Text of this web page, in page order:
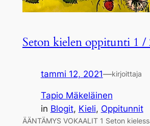
Seton kielen oppitunti 1 /
tammi 12, 2021—kirjoittaja
Tapio Mäkeläinen
in Blogit, Kieli, Oppitunnit
ÄÄNTÄMYS VOKAALIT 1 Seton